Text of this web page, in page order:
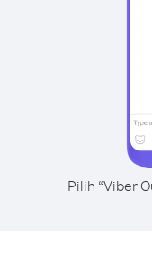
Pilih “Viber